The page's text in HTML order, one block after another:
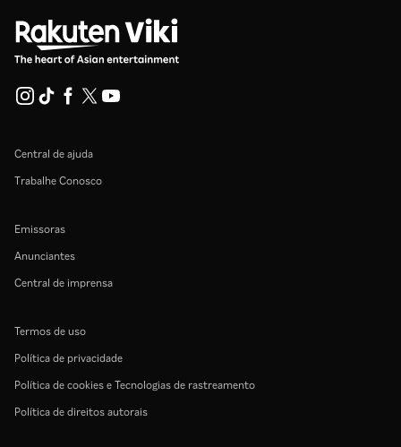
Central de ajuda
Trabalhe Conosco
Emissoras
Anunciantes
Central de imprensa
Termos de uso
Política de privacidade
Política de cookies e Tecnologias de rastreamento
Política de direitos autorais